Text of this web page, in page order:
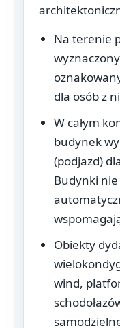
Na terenie
dla osób z
W całym
budynek
(podjazd)
Budynki
Obiekty
wind,